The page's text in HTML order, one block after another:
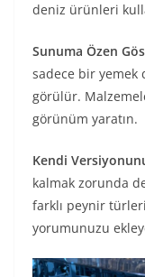
deniz ürünleri
Sunuma Özen
sadece bir yemek
görülür.
görünüm yaratın.
Kendi
kalmak zorunda
farklı peynir
yorumunuzu